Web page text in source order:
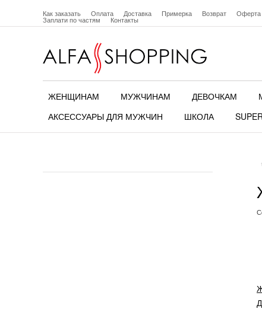
Как заказать Оплата Доставка Примерка Возврат Оферта
Заплати по частям Контакты
ЖЕНЩИНАМ МУЖЧИНАМ ДЕВОЧКАМ
АКСЕССУАРЫ ДЛЯ МУЖЧИН
ШКОЛА